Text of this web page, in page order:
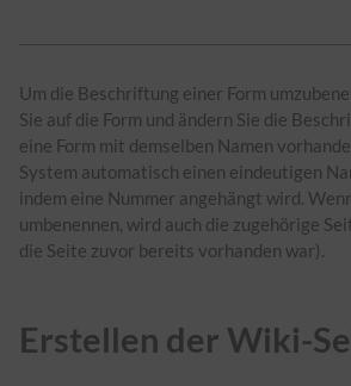
Um die Beschriftung einer Form
Sie auf die Form und ändern Sie die
eine Form mit demselben Namen
System automatisch einen eindeutigen
indem eine Nummer angehängt wird.
umbenennen, wird auch die zugehörige
die Seite zuvor bereits vorhanden war).
Erstellen der Wiki-